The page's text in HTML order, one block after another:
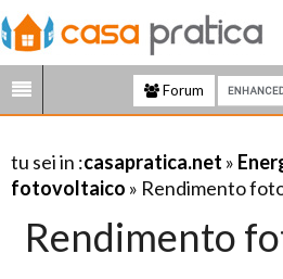
Forum
tu sei in :casapratica.net »
fotovoltaico » Rendimento
Rendimento